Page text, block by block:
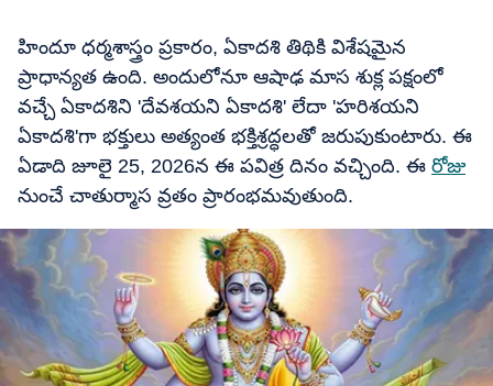
హిందూ ధర్మశాస్త్రం ప్రకారం, ఏకాదశి తిథికి విశేషమైన
ప్రాధాన్యత ఉంది. అందులోనూ ఆషాఢ మాస శుక్ల పక్షంలో
వచ్చే ఏకాదశిని 'దేవశయని ఏకాదశి' లేదా 'హరిశయని
ఏకాదశి'గా భక్తులు అత్యంత భక్తిశ్రద్ధలతో జరుపుకుంటారు. ఈ
ఏడాది జూలై 25, 2026న ఈ పవిత్ర దినం వచ్చింది. ఈ రోజు
నుంచే చాతుర్మాస వ్రతం ప్రారంభమవుతుంది.